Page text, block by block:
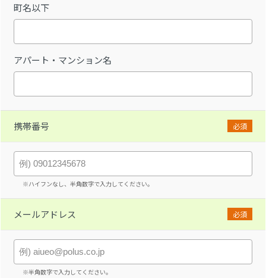
町名以下
アパート・マンション名
携帯番号 必須
※ハイフンなし、半角数字で入力してください。
メールアドレス 必須
※半角数字で入力してください。